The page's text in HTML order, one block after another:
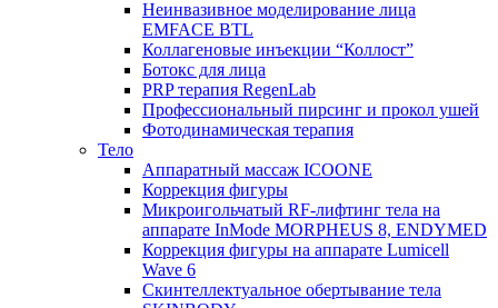
Неинвазивное моделирование лица
EMFACE BTL
Коллагеновые инъекции “Коллост”
Ботокс для лица
PRP терапия RegenLab
Профессиональный пирсинг и прокол ушей
Фотодинамическая терапия
Тело
Аппаратный массаж ICOONE
Коррекция фигуры
Микроигольчатый RF-лифтинг тела на
аппарате InMode MORPHEUS 8, ENDYMED
Коррекция фигуры на аппарате Lumicell
Wave 6
Скинтеллектуальное обертывание тела